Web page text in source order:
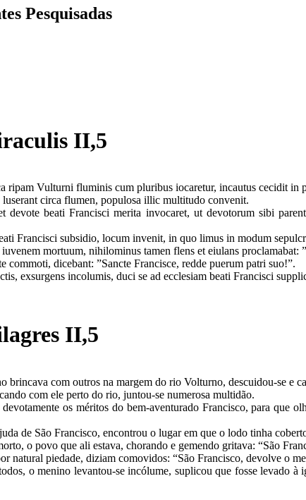
Pesquisadas
II,5
ripam Vulturni fluminis cum pluribus iocaretur, incautus cecidit
circa flumen, populosa illic multitudo convenit.
devote beati Francisci merita invocaret, ut devotorum sibi
Francisci subsidio, locum invenit, in quo limus in modum
mortuum, nihilominus tamen flens et eiulans proclamabat:
commoti, dicebant: ”Sancte Francisce, redde puerum patri suo!”.
exsurgens incolumis, duci se ad ecclesiam beati Francisci
II,5
brincava com outros na margem do rio Volturno, descuidou-se
com ele perto do rio, juntou-se numerosa multidão.
os méritos do bem-aventurado Francisco, para que
de São Francisco, encontrou o lugar em que o lodo tinha
o povo que ali estava, chorando e gemendo gritava: “São
natural piedade, diziam comovidos: “São Francisco, devolve o
o menino levantou-se incólume, suplicou que fosse levado